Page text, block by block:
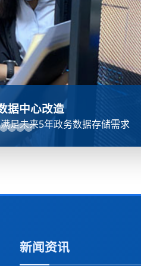
据中心改造
足未来5年政务数据存储需求
新闻资讯